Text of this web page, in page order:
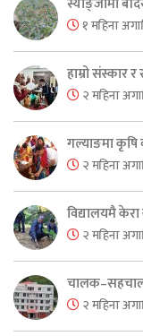
१ महिना
हाम्रो संस्कार
२ महिना
गल्याङमा कृषि
२ महिना
विद्यालयमै केरा
२ महिना
२ महिना